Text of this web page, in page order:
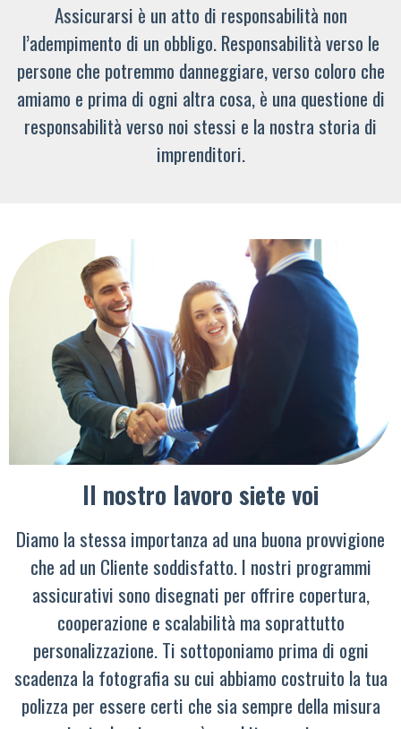
Assicurarsi è un atto di responsabilità non
l’adempimento di un obbligo. Responsabilità verso le
persone che potremmo danneggiare, verso coloro che
amiamo e prima di ogni altra cosa, è una questione di
responsabilità verso noi stessi e la nostra storia di
imprenditori.
Il nostro lavoro siete voi
Diamo la stessa importanza ad una buona provvigione
che ad un Cliente soddisfatto. I nostri programmi
assicurativi sono disegnati per offrire copertura,
cooperazione e scalabilità ma soprattutto
personalizzazione. Ti sottoponiamo prima di ogni
scadenza la fotografia su cui abbiamo costruito la tua
polizza per essere certi che sia sempre della misura